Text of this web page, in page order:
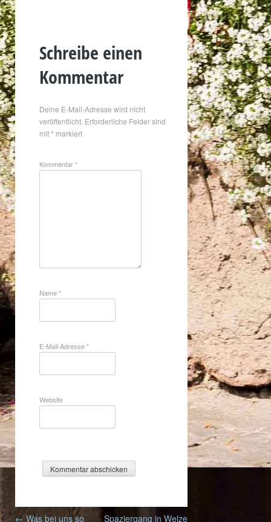
Schreibe einen
Kommentar
Deine E-Mail-Adresse wird nicht
veröffentlicht. Erforderliche Felder sind
mit* markiert
Kommentar*
Name*
E-Mail-Adresse*
Website
Post
← Was bei uns so Spaziergang in Welze